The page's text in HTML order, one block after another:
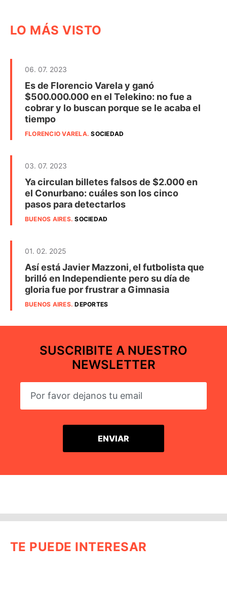
LO MÁS VISTO
06. 07. 2023
Es de Florencio Varela y ganó
$500.000.000 en el Telekino: no fue a
cobrar y lo buscan porque se le acaba el
tiempo
FLORENCIO VARELA.SOCIEDAD
03. 07. 2023
Ya circulan billetes falsos de $2.000 en
el Conurbano: cuáles son los cinco
pasos para detectarlos
BUENOS AIRES.SOCIEDAD
01. 02. 2025
Así está Javier Mazzoni, el futbolista que
brilló en Independiente pero su día de
gloria fue por frustrar a Gimnasia
BUENOS AIRES.DEPORTES
SUSCRIBITE A NUESTRO
NEWSLETTER
TE PUEDE INTERESAR